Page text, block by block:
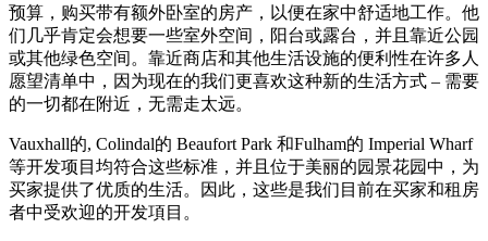
预算，购买带有额外卧室的房产，以便在家中舒适地工作。他
们几乎肯定会想要一些室外空间，阳台或露台，并且靠近公园
或其他绿色空间。靠近商店和其他生活设施的便利性在许多人
愿望清单中，因为现在的我们更喜欢这种新的生活方式 – 需要
的一切都在附近，无需走太远。
Vauxhall的, Colindal的 Beaufort Park 和Fulham的 Imperial Wharf
等开发项目均符合这些标准，并且位于美丽的园景花园中，为
买家提供了优质的生活。因此，这些是我们目前在买家和租房
者中受欢迎的开发項目。